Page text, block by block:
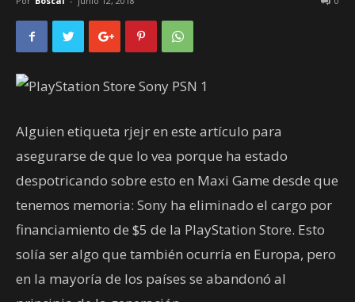
Alguien etiqueta rjejr en este artículo para
asegurarse de que lo vea porque ha estado
despotricando sobre esto en Maxi Game desde que
tenemos memoria: Sony ha eliminado el cargo por
financiamiento de $5 de la PlayStation Store. Esto
solía ser algo que también ocurría en Europa, pero
en la mayoría de los países se abandonó al